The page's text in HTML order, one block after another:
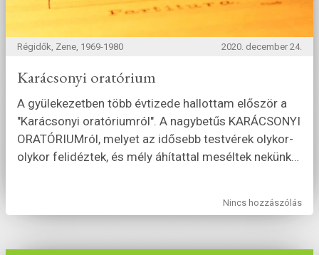
Régidők, Zene, 1969-1980 2020. december 24.
Karácsonyi oratórium
A gyülekezetben több évtizede hallottam először a
"Karácsonyi oratóriumról". A nagybetűs KARÁCSONYI
ORATÓRIUMról, melyet az idősebb testvérek olykor-
olykor felidéztek, és mély áhítattal meséltek nekünk…
Nincs hozzászólás